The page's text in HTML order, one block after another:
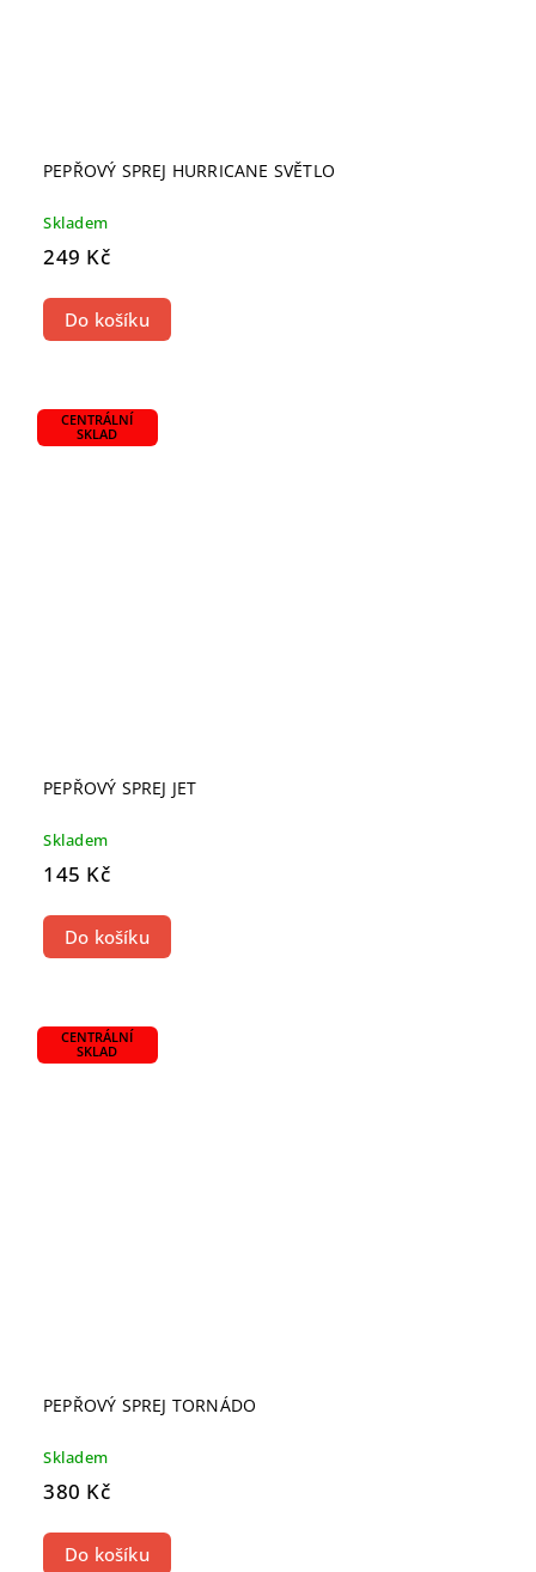
PEPŘOVÝ SPREJ HURRICANE SVĚTLO
Skladem
249 Kč
Do košíku
CENTRÁLNÍ
SKLAD
PEPŘOVÝ SPREJ JET
Skladem
145 Kč
Do košíku
CENTRÁLNÍ
SKLAD
PEPŘOVÝ SPREJ TORNÁDO
Skladem
380 Kč
Do košíku